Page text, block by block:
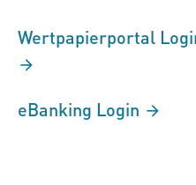
Wertpapierportal
eBanking Login